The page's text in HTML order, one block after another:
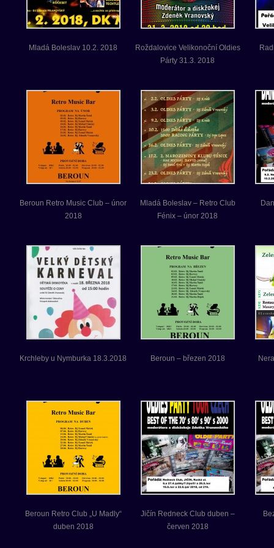
Mladá Boleslav 10.2. 2018
Roždalovice Velikonoční Oldies
Párty 31.3. 2018
Beroun Retro Music Club – únor
2018
Mladá Boleslav – Retro Club
Fénix – únor 2018
Krchleby u Nymburka 18.3.2018 Beroun – březen 2018
Beroun Retro Club „U Madly“
duben 2018
Jičín Redneck Club duben –
červen 2018